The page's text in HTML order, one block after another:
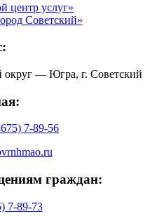
центр услуг»
Советский»
— Югра, г.
7-89-56
граждан:
7-89-73